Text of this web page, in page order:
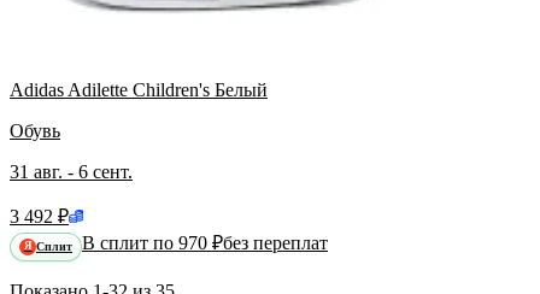
Adidas Adilette Children's Белый
Обувь
31 авг. - 6 сент.
3 492 ₽
Я Сплит В сплит по 970 ₽без переплат